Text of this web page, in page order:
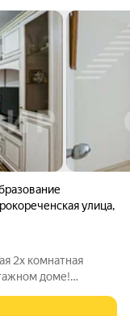
улица,
2х комнатная
доме!
северо-